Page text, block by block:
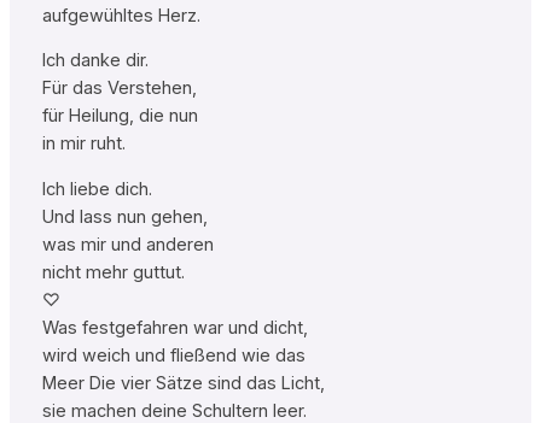
aufgewühltes Herz.
Ich danke dir.
Für das Verstehen,
für Heilung, die nun
in mir ruht.
Ich liebe dich.
Und lass nun gehen,
was mir und anderen
nicht mehr guttut.
♡
Was festgefahren war und dicht,
wird weich und fließend wie das
Meer Die vier Sätze sind das Licht,
sie machen deine Schultern leer.